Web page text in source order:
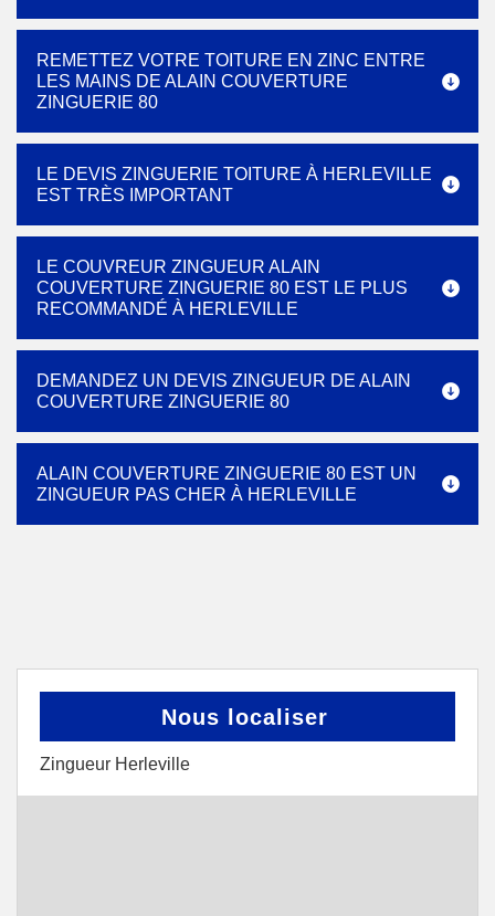
REMETTEZ VOTRE TOITURE EN ZINC ENTRE
LES MAINS DE ALAIN COUVERTURE
ZINGUERIE 80
LE DEVIS ZINGUERIE TOITURE À HERLEVILLE
EST TRÈS IMPORTANT
LE COUVREUR ZINGUEUR ALAIN
COUVERTURE ZINGUERIE 80 EST LE PLUS
RECOMMANDÉ À HERLEVILLE
DEMANDEZ UN DEVIS ZINGUEUR DE ALAIN
COUVERTURE ZINGUERIE 80
ALAIN COUVERTURE ZINGUERIE 80 EST UN
ZINGUEUR PAS CHER À HERLEVILLE
Nous localiser
Zingueur Herleville